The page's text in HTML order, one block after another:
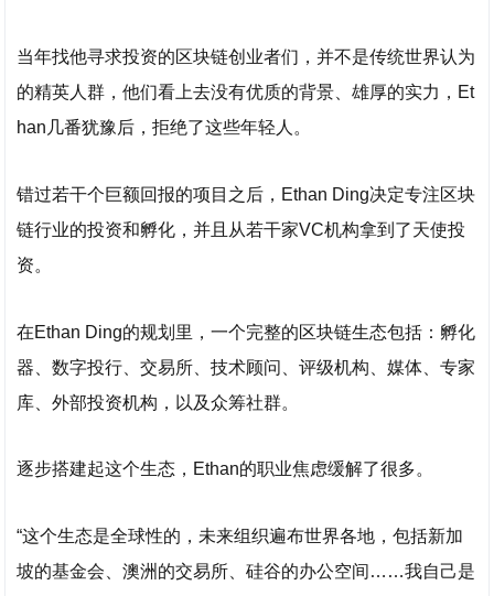
当年找他寻求投资的区块链创业者们，并不是传统世界认为
的精英人群，他们看上去没有优质的背景、雄厚的实力，Et
han几番犹豫后，拒绝了这些年轻人。
错过若干个巨额回报的项目之后，Ethan Ding决定专注区块
链行业的投资和孵化，并且从若干家VC机构拿到了天使投
资。
在Ethan Ding的规划里，一个完整的区块链生态包括：孵化
器、数字投行、交易所、技术顾问、评级机构、媒体、专家
库、外部投资机构，以及众筹社群。
逐步搭建起这个生态，Ethan的职业焦虑缓解了很多。
“这个生态是全球性的，未来组织遍布世界各地，包括新加
坡的基金会、澳洲的交易所、硅谷的办公空间……我自己是